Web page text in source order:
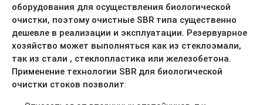
оборудования для осуществления биологической
очистки, поэтому очистные SBR типа существенно
дешевле в реализации и эксплуатации. Резервуарное
хозяйство может выполняться как из стеклоэмали,
так из стали , стеклопластика или железобетона.
Применение технологии SBR для биологической
очистки стоков позволит: